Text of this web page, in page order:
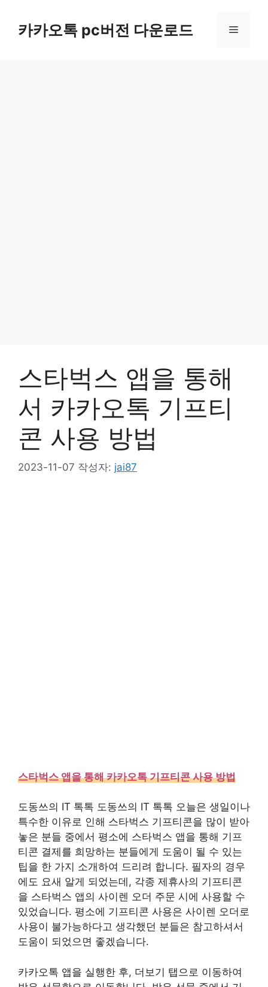
카카오톡 pc버전 다운로드 메
스타벅스 앱을 통해
서 카카오톡 기프티
콘 사용 방법
2023-11-07 작성자: jai87
스타벅스 앱을 통해 카카오톡 기프티콘 사용 방법
도동쓰의 IT 톡톡 도동쓰의 IT 톡톡 오늘은 생일이나
특수한 이유로 인해 스타벅스 기프티콘을 많이 받아
놓은 분들 중에서 평소에 스타벅스 앱을 통해 기프
티콘 결제를 희망하는 분들에게 도움이 될 수 있는
팁을 한 가지 소개하여 드리려 합니다. 필자의 경우
에도 요새 알게 되었는데, 각종 제휴사의 기프티콘
을 스타벅스 앱의 사이렌 오더 주문 시에 사용할 수
있었습니다. 평소에 기프티콘 사용은 사이렌 오더로
사용이 불가능하다고 생각했던 분들은 참고하셔서
도움이 되었으면 좋겠습니다.
카카오톡 앱을 실행한 후, 더보기 탭으로 이동하여